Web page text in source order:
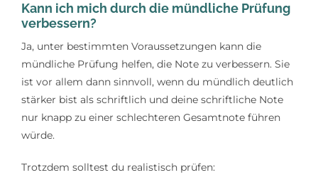
Kann ich mich durch die mündliche Prüfung
verbessern?
Ja, unter bestimmten Voraussetzungen kann die
mündliche Prüfung helfen, die Note zu verbessern. Sie
ist vor allem dann sinnvoll, wenn du mündlich deutlich
stärker bist als schriftlich und deine schriftliche Note
nur knapp zu einer schlechteren Gesamtnote führen
würde.
Trotzdem solltest du realistisch prüfen: